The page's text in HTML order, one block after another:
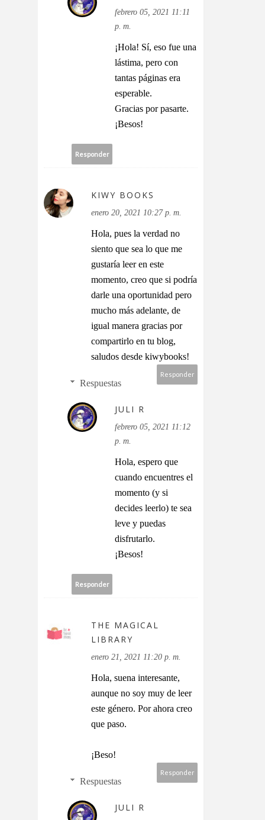
febrero 05, 2021 11:11
p. m.
¡Hola! Sí, eso fue una
lástima, pero con
tantas páginas era
esperable.
Gracias por pasarte.
¡Besos!
Responder
KIWY BOOKS
enero 20, 2021 10:27 p. m.
Hola, pues la verdad no
siento que sea lo que me
gustaría leer en este
momento, creo que si podría
darle una oportunidad pero
mucho más adelante, de
igual manera gracias por
compartirlo en tu blog,
saludos desde kiwybooks!
Responder
Respuestas
JULI R
febrero 05, 2021 11:12
p. m.
Hola, espero que
cuando encuentres el
momento (y si
decides leerlo) te sea
leve y puedas
disfrutarlo.
¡Besos!
Responder
THE MAGICAL
LIBRARY
enero 21, 2021 11:20 p. m.
Hola, suena interesante,
aunque no soy muy de leer
este género. Por ahora creo
que paso.
¡Beso!
Responder
Respuestas
JULI R